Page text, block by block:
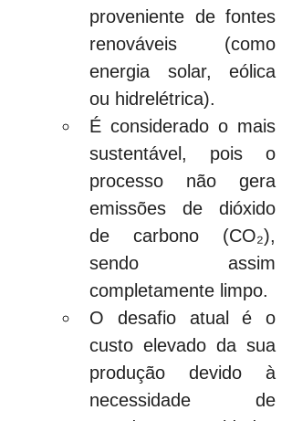
proveniente de fontes
renováveis (como
energia solar, eólica
ou hidrelétrica).
É considerado o mais
sustentável, pois o
processo não gera
emissões de dióxido
de carbono (CO₂),
sendo assim
completamente limpo.
O desafio atual é o
custo elevado da sua
produção devido à
necessidade de